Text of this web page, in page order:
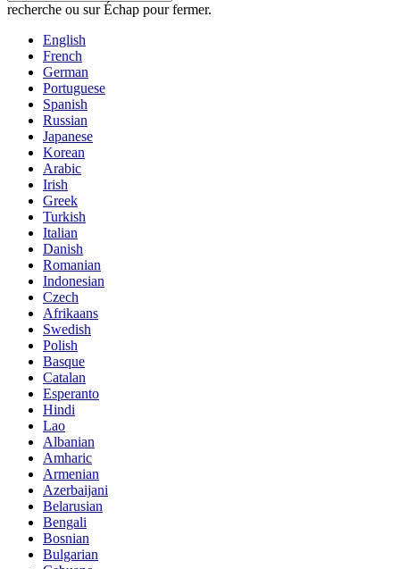
recherche ou sur Échap pour fermer.
English
French
German
Portuguese
Spanish
Russian
Japanese
Korean
Arabic
Irish
Greek
Turkish
Italian
Danish
Romanian
Indonesian
Czech
Afrikaans
Swedish
Polish
Basque
Catalan
Esperanto
Hindi
Lao
Albanian
Amharic
Armenian
Azerbaijani
Belarusian
Bengali
Bosnian
Bulgarian